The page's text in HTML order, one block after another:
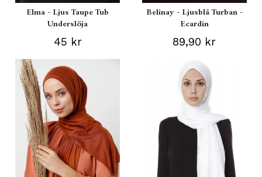
Elma - Ljus Taupe Tub
Underslöja
45 kr
Belinay - Ljusblå Turban -
Ecardin
89,90 kr